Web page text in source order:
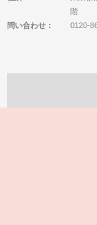
階
問い合わせ：
0120-